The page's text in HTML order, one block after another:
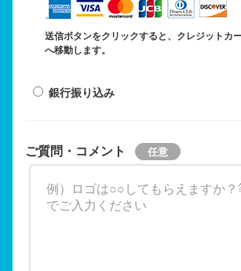
送信ボタンをクリックすると、クレジットカ
へ移動します。
銀行振り込み
ご質問・コメント